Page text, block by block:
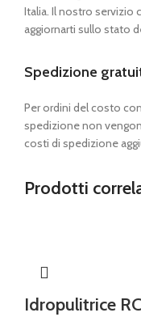
Italia. Il nostro servizio
aggiornarti sullo stato
Spedizione
Per ordini del costo
spedizione non
costi di spedizione
Prodotti
Idropulitrice